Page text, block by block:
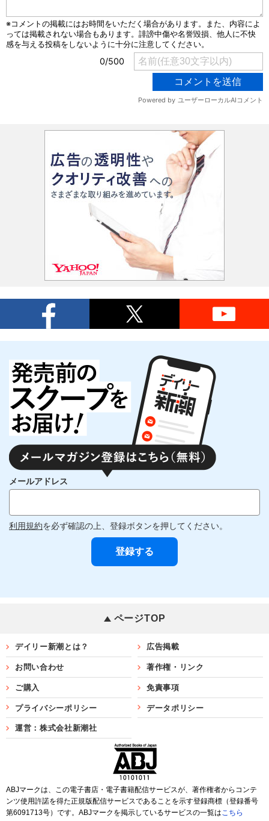
メールアドレス
利用規約を必ず確認の上、登録ボタンを押してください。
ページTOP
デイリー新潮とは？ 広告掲載
お問い合わせ 著作権・リンク
ご購入 免責事項
プライバシーポリシー データポリシー
運営：株式会社新潮社
ABJマークは、この電子書店・電子書籍配信サービスが、著作権者からコンテ
ンツ使用許諾を得た正規版配信サービスであることを示す登録商標（登録番号
第6091713号）です。ABJマークを掲示しているサービスの一覧はこちら